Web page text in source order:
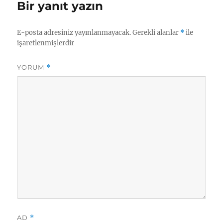
Bir yanıt yazın
E-posta adresiniz yayınlanmayacak. Gerekli alanlar *ile
işaretlenmişlerdir
YORUM *
AD *